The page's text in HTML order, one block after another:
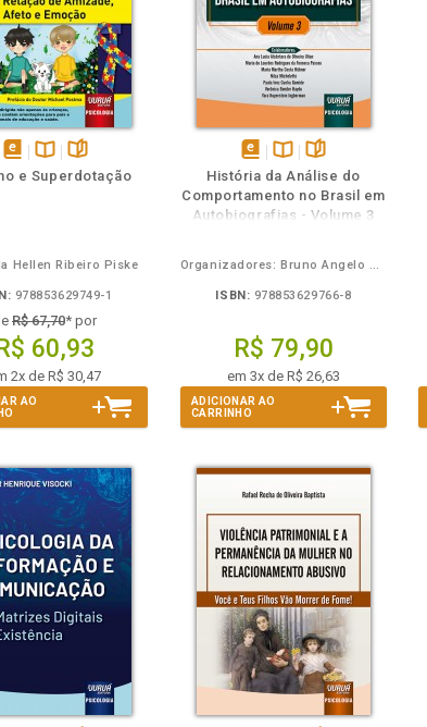
disponívelDisponível
páginas
e Superdotação
Hellen Ribeiro Piske
978853629749-1
R$ 67,70* por
R$ 60,93
2x de R$ 30,47
AO
disponível
em
eBook
Disponível
na
B.V.
páginas
História da Análise do
Comportamento no Brasil em
Autobiografias - Volume 3
Organizadores: Bruno Angelo Strapasson e Alexandre Dittrich
ISBN: 978853629766-8
R$ 79,90
em 3x de R$ 26,63
ADICIONAR AO
CARRINHO
TambémFolheie